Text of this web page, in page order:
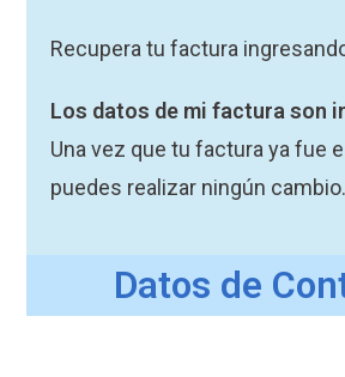
Recupera tu factura
Los datos de mi factura son
Una vez que tu factura ya fue
puedes realizar ningún cambio.
Datos de